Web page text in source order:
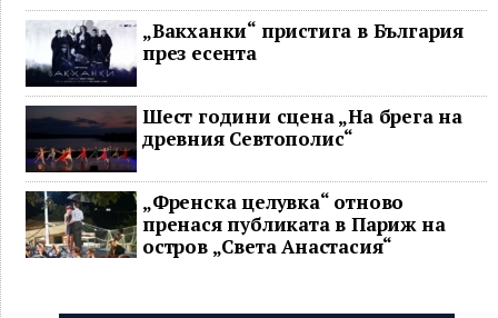
ключови строителни проекта
„Вакханки“ пристига в България
през есента
Шест години сцена „На брега на
древния Севтополис“
„Френска целувка“ отново
пренася публиката в Париж на
остров „Света Анастасия“